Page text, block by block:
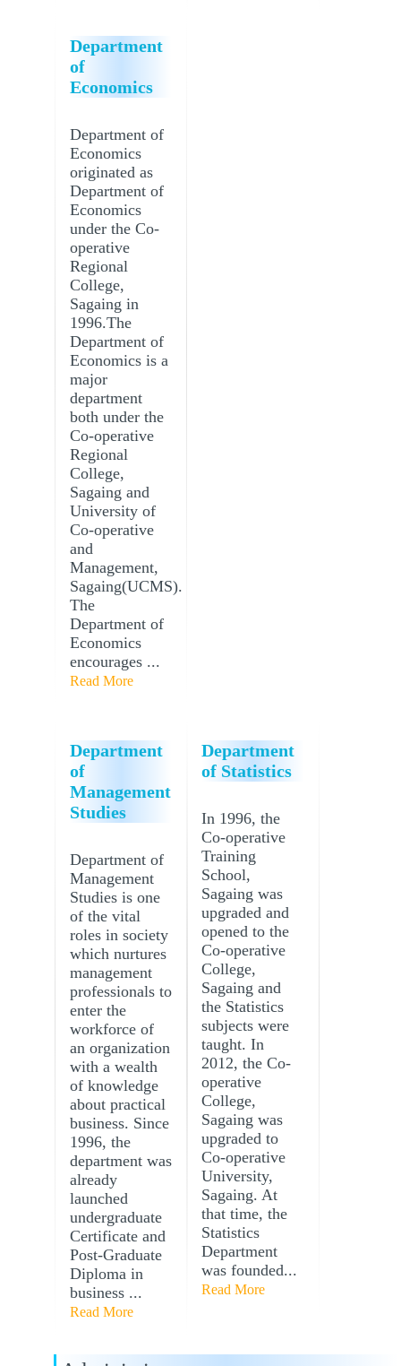
Department
of
Economics
Department of
Economics
originated as
Department of
Economics
under the Co-
operative
Regional
College,
Sagaing in
1996.The
Department of
Economics is a
major
department
both under the
Co-operative
Regional
College,
Sagaing and
University of
Co-operative
and
Management,
Sagaing(UCMS).
The
Department of
Economics
encourages ...
Read More
Department
of
Management
Studies
Department of
Management
Studies is one
of the vital
roles in society
which nurtures
management
professionals to
enter the
workforce of
an organization
with a wealth
of knowledge
about practical
business. Since
1996, the
department was
already
launched
undergraduate
Certificate and
Post-Graduate
Diploma in
business ...
Read More
Department
of Statistics
In 1996, the
Co-operative
Training
School,
Sagaing was
upgraded and
opened to the
Co-operative
College,
Sagaing and
the Statistics
subjects were
taught. In
2012, the Co-
operative
College,
Sagaing was
upgraded to
Co-operative
University,
Sagaing. At
that time, the
Statistics
Department
was founded...
Read More